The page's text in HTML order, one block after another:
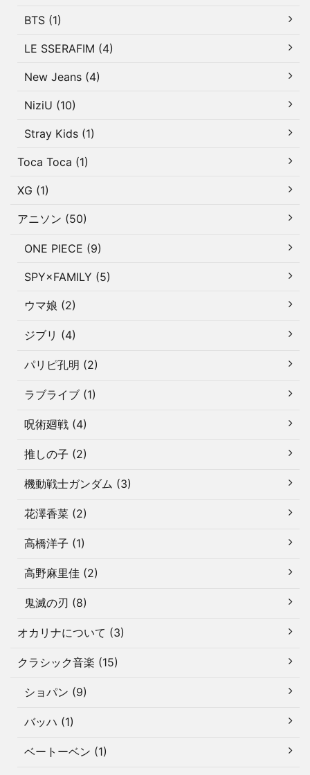
BTS (1)
LE SSERAFIM (4)
New Jeans (4)
NiziU (10)
Stray Kids (1)
Toca Toca (1)
XG (1)
アニソン (50)
ONE PIECE (9)
SPY×FAMILY (5)
ウマ娘 (2)
ジブリ (4)
パリピ孔明 (2)
ラブライブ (1)
呪術廻戦 (4)
推しの子 (2)
機動戦士ガンダム (3)
花澤香菜 (2)
高橋洋子 (1)
高野麻里佳 (2)
鬼滅の刃 (8)
オカリナについて (3)
クラシック音楽 (15)
ショパン (9)
バッハ (1)
ベートーベン (1)